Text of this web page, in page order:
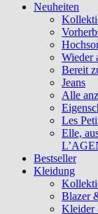
Neuheiten
Wieder
Bereit
Jeans
Alle
Les
Elle,
Bestseller
Kleidung
Blazer
Kleider